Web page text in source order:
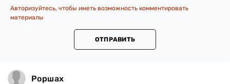
Авторизуйтесь, чтобы иметь возможность комментировать
материалы
ОТПРАВИТЬ
Роршах